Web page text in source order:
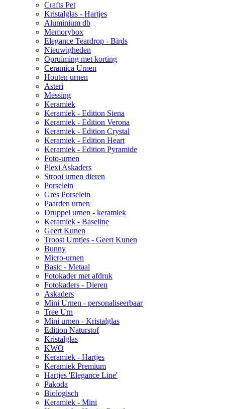
Crafts Pet
Kristalglas - Hartjes
Aluminium db
Memorybox
Elegance Teardrop - Birds
Nieuwigheden
Opruiming met korting
Ceramica Urnen
Houten urnen
Asteri
Messing
Keramiek
Keramiek - Edition Siena
Keramiek - Edition Verona
Keramiek - Edition Crystal
Keramiek - Edition Heart
Keramiek - Edition Pyramide
Foto-urnen
Plexi Askaders
Strooi urnen dieren
Porselein
Gres Porselein
Paarden urnen
Druppel urnen - keramiek
Keramiek - Baseline
Geert Kunen
Troost Urntjes - Geert Kunen
Bunny
Micro-urnen
Basic - Metaal
Fotokader met afdruk
Fotokaders - Dieren
Askaders
Mini Urnen - personaliseerbaar
Tree Urn
Mini urnen - Kristalglas
Edition Naturstof
Kristalglas
KWO
Keramiek - Hartjes
Keramiek Premium
Hartjes 'Elegance Line'
Pakoda
Biologisch
Keramiek - Mini